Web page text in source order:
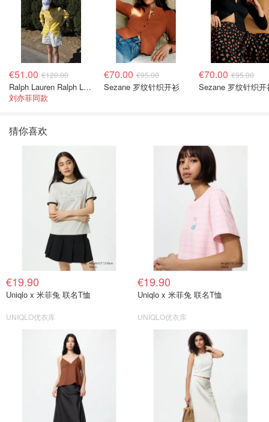
€51.00 €120.00
Ralph Lauren Ralph Lauren 男童亚麻衬衫
刘亦菲同款
€70.00 €95.00
Sezane 罗纹针织开衫
€70.00 €95.00
Sezane 罗纹针织开
猜你喜欢
€19.90
Uniqlo x 米菲兔 联名T恤
UNIQLO优衣库
€19.90
Uniqlo x 米菲兔 联名T恤
UNIQLO优衣库